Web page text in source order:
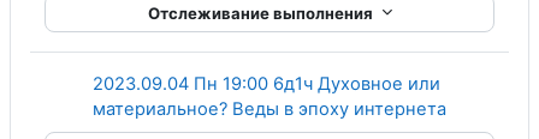
Отслеживание выполнения
2023.09.04 Пн 19:00 6д1ч Духовное или
материальное? Веды в эпоху интернета